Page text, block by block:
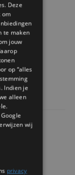
Deze
om
te maken
jouw
op “alles
Indien je
alleen
wij
privacy